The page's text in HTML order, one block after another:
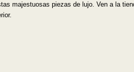
majestuosas piezas de lujo. Ven a la